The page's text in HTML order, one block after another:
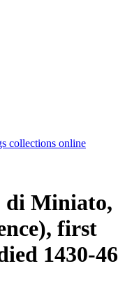
collections online
di Miniato,
first
1430-46